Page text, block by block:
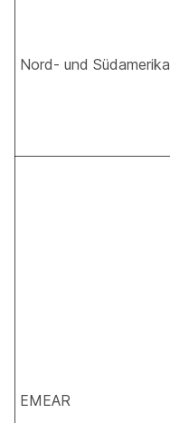
Nord- und Südamerika
EMEAR